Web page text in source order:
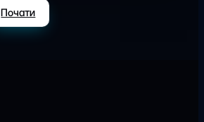
Почати